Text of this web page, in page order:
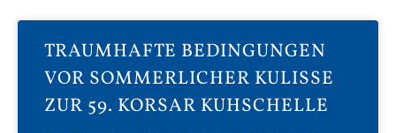
TRAUMHAFTE BEDINGUNGEN
VOR SOMMERLICHER KULISSE
ZUR 59. KORSAR KUHSCHELLE